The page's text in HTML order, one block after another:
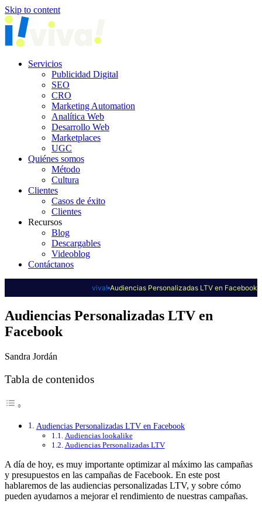
Skip to content
Servicios
Publicidad Digital
SEO
CRO
Marketing Automation
Analítica Web
Desarrollo Web
Marketplaces
UGC
Quiénes somos
Método
Cultura
Clientes
Casos de éxito
Clientes
Recursos
Blog
Descargables
Videoblog
Contáctanos
viva! Audiencias Personalizadas LTV en Facebook
Audiencias Personalizadas LTV en
Facebook
Sandra Jordán
Tabla de contenidos
Audiencias Personalizadas LTV en Facebook
Audiencias lookalike
Audiencias Personalizadas LTV
A día de hoy, es muy importante optimizar al máximo las campañas
y presupuestos en las campañas de Facebook. En este post
hablaremos de las audiencias personalizadas LTV, y sobre cómo
pueden ayudarnos a mejorar el rendimiento de nuestras campañas.